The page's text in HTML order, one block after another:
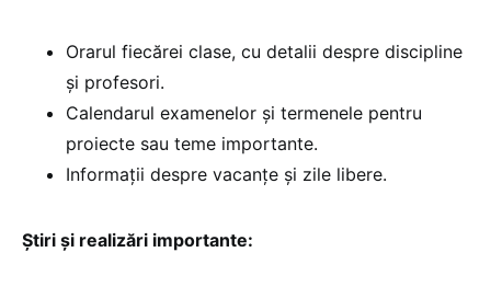
Orarul fiecărei clase, cu detalii despre discipline
și profesori.
Calendarul examenelor și termenele pentru
proiecte sau teme importante.
Informații despre vacanțe și zile libere.
Știri și realizări importante: